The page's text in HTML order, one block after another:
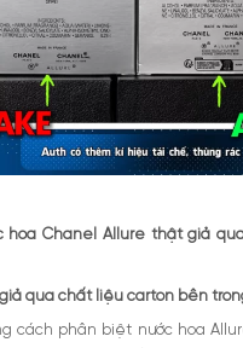
hoa Chanel Allure thật giả
qua chất liệu carton bên
cách phân biệt nước hoa